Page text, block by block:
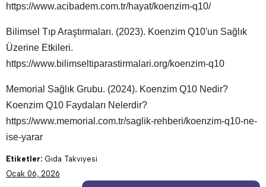
https://www.acibadem.com.tr/hayat/koenzim-q10/
Bilimsel Tıp Araştırmaları. (2023). Koenzim Q10'un Sağlık
Üzerine Etkileri.
https://www.bilimseltiparastirmalari.org/koenzim-q10
Memorial Sağlık Grubu. (2024). Koenzim Q10 Nedir?
Koenzim Q10 Faydaları Nelerdir?
https://www.memorial.com.tr/saglik-rehberi/koenzim-q10-ne-
ise-yarar
Etiketler: Gıda Takviyesi
Ocak 06, 2026